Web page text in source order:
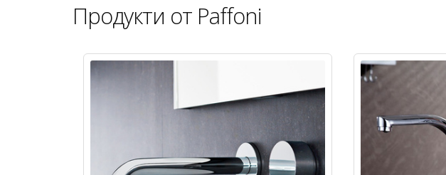
Продукти от Paffoni